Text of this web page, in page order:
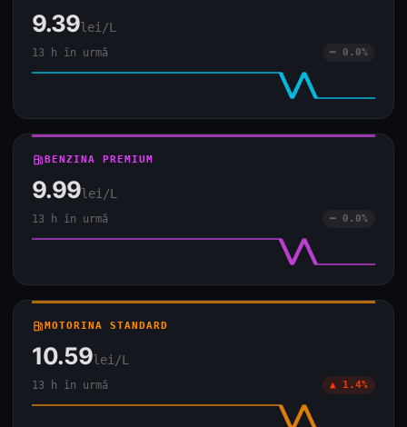
9.39lei/L
13 h în urmă ━ 0.0%
local_gas_stationBENZINA PREMIUM
9.99lei/L
13 h în urmă ━ 0.0%
local_gas_stationMOTORINA STANDARD
10.59lei/L
13 h în urmă ▲ 1.4%